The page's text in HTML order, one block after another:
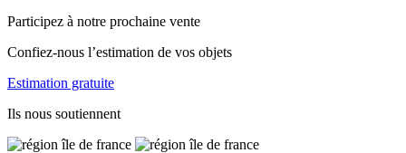
Participez à notre prochaine vente
Confiez-nous l’estimation de vos objets
Estimation gratuite
Ils nous soutiennent